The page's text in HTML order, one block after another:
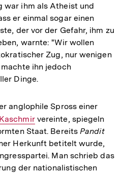
war ihm als Atheist und
er einmal sogar einen
der vor der Gefahr, ihm zu
warnte: "Wir wollen
Zug, nur wenigen
ihn jedoch
Dinge.
anglophile Spross einer
Interner
Kaschmirvereinte, spiegeln
Staat. Bereits Pandit
Herkunft betitelt wurde,
Man schrieb das
der nationalistischen